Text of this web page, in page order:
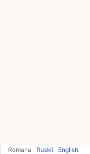
Romana Ruskii English